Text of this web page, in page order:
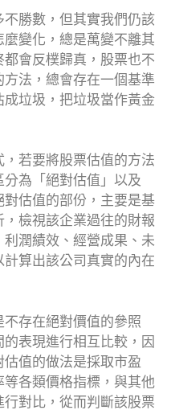
勝數，但其實我們仍該
變化，總是萬變不離其
會反樸歸真，股票也不
法，總會存在一個基準
垃圾，把垃圾當作黃金
若要將股票估值的方法
為「絕對估值」以及
對估值的部份，主要是基
檢視該企業過往的財報
潤績效、經營成果、未
算出該公司真實的內在
存在絕對價值的參照
表現進行相互比較，因
值的做法是採取市盈
各類價格指標，與其他
對比，從而判斷該股票